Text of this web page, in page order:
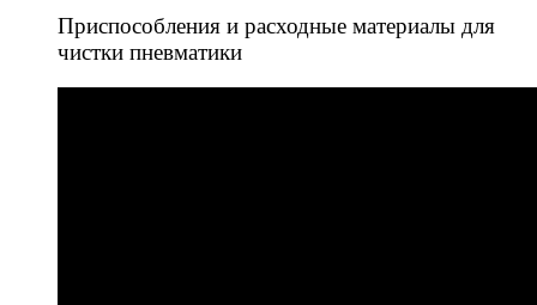
Приспособления и расходные материалы для
чистки пневматики